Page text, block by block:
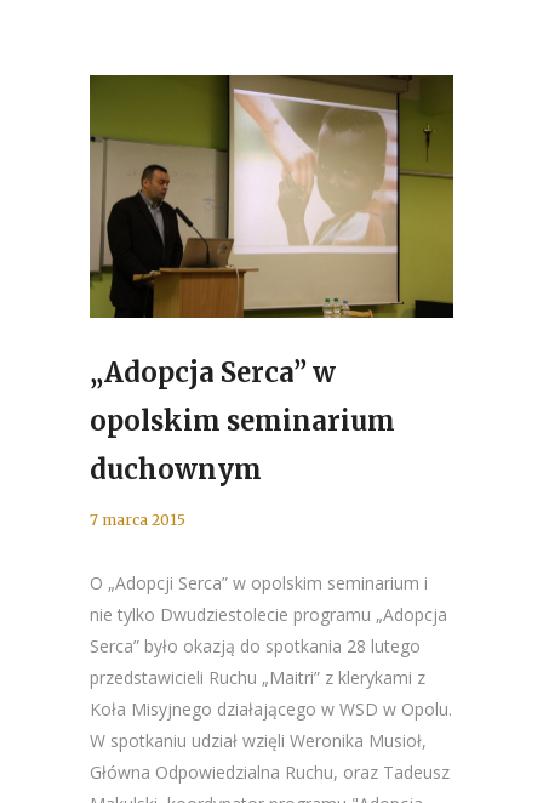
„Adopcja Serca” w
opolskim seminarium
duchownym
7 marca 2015
O „Adopcji Serca” w opolskim seminarium i
nie tylko Dwudziestolecie programu „Adopcja
Serca” było okazją do spotkania 28 lutego
przedstawicieli Ruchu „Maitri” z klerykami z
Koła Misyjnego działającego w WSD w Opolu.
W spotkaniu udział wzięli Weronika Musioł,
Główna Odpowiedzialna Ruchu, oraz Tadeusz